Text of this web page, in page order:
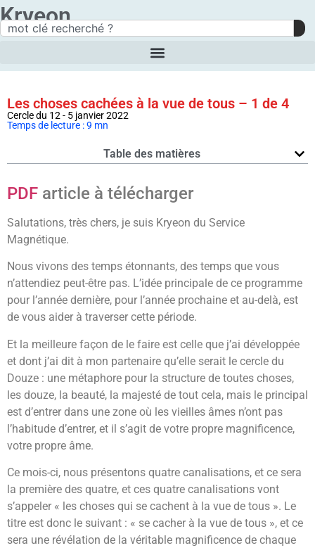
Kryeon
Les choses cachées à la vue de tous – 1 de 4
Cercle du 12 - 5 janvier 2022
Temps de lecture : 9 mn
Table des matières
PDF article à télécharger
Salutations, très chers, je suis Kryeon du Service
Magnétique.
Nous vivons des temps étonnants, des temps que vous
n’attendiez peut-être pas. L’idée principale de ce programme
pour l’année dernière, pour l’année prochaine et au-delà, est
de vous aider à traverser cette période.
Et la meilleure façon de le faire est celle que j’ai développée
et dont j’ai dit à mon partenaire qu’elle serait le cercle du
Douze : une métaphore pour la structure de toutes choses,
les douze, la beauté, la majesté de tout cela, mais le principal
est d’entrer dans une zone où les vieilles âmes n’ont pas
l’habitude d’entrer, et il s’agit de votre propre magnificence,
votre propre âme.
Ce mois-ci, nous présentons quatre canalisations, et ce sera
la première des quatre, et ces quatre canalisations vont
s’appeler « les choses qui se cachent à la vue de tous ». Le
titre est donc le suivant : « se cacher à la vue de tous », et ce
sera une révélation de la véritable magnificence de chaque